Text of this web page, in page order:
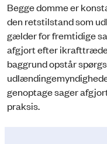
Begge domme er
den retstilstand som
gælder for fremtidige
afgjort efter
baggrund opstår
genoptage sager
praksis.